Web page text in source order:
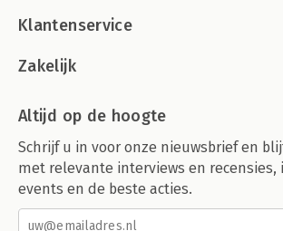
Klantenservice
Zakelijk
Altijd op de hoogte
Schrijf u in voor onze nieuwsbrief en
met relevante interviews en recensies,
events en de beste acties.